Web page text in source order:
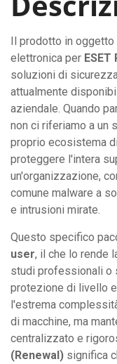
Il prodotto in oggetto
elettronica per ESET
soluzioni di
attualmente
aziendale. Quando
non ci riferiamo a un
proprio ecosistema di
proteggere l'intera
un'organizzazione,
comune malware a
e intrusioni mirate.
Questo specifico
user, il che lo rende
studi professionali o
protezione di livello
l'estrema
di macchine, ma
centralizzato e
(Renewal) significa